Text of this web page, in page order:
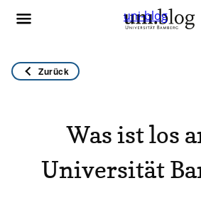
uni-blog
Zurück
Was ist los
Universität